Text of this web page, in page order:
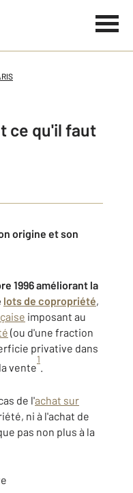
ce qu'il faut
origine et son
1996 améliorant la
lots de copropriété,
imposant au
(ou d'une fraction
privative dans
vente
1
.
de l'achat sur
ni à l'achat de
pas non plus à la